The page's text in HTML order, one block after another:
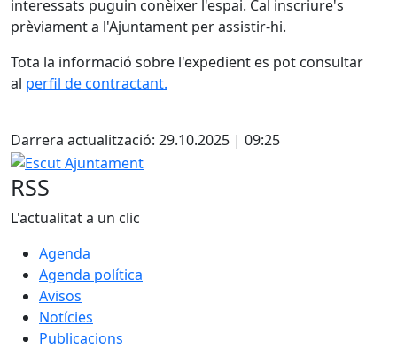
interessats puguin conèixer l'espai. Cal inscriure's
prèviament a l'Ajuntament per assistir-hi.
Tota la informació sobre l'expedient es pot consultar
al perfil de contractant.
Darrera actualització: 29.10.2025 | 09:25
Escut Ajuntament
RSS
L'actualitat a un clic
Agenda
Agenda política
Avisos
Notícies
Publicacions